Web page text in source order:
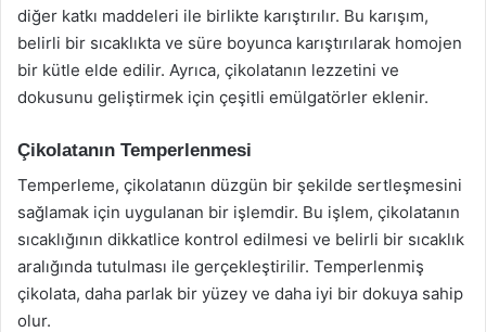
diğer katkı maddeleri ile birlikte karıştırılır. Bu karışım,
belirli bir sıcaklıkta ve süre boyunca karıştırılarak homojen
bir kütle elde edilir. Ayrıca, çikolatanın lezzetini ve
dokusunu geliştirmek için çeşitli emülgatörler eklenir.
Çikolatanın Temperlenmesi
Temperleme, çikolatanın düzgün bir şekilde sertleşmesini
sağlamak için uygulanan bir işlemdir. Bu işlem, çikolatanın
sıcaklığının dikkatlice kontrol edilmesi ve belirli bir sıcaklık
aralığında tutulması ile gerçekleştirilir. Temperlenmiş
çikolata, daha parlak bir yüzey ve daha iyi bir dokuya sahip
olur.